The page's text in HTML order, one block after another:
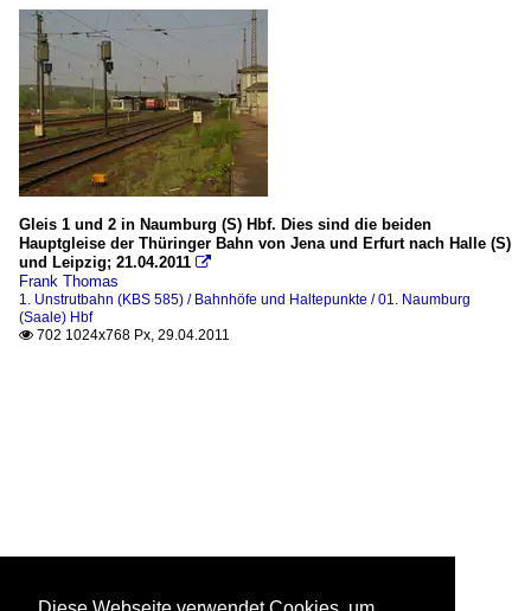
Gleis 1 und 2 in Naumburg (S) Hbf. Dies sind die beiden
Hauptgleise der Thüringer Bahn von Jena und Erfurt nach Halle (S)
und Leipzig; 21.04.2011 
Frank Thomas
1. Unstrutbahn (KBS 585) / Bahnhöfe und Haltepunkte / 01. Naumburg
(Saale) Hbf
 702 1024x768 Px, 29.04.2011